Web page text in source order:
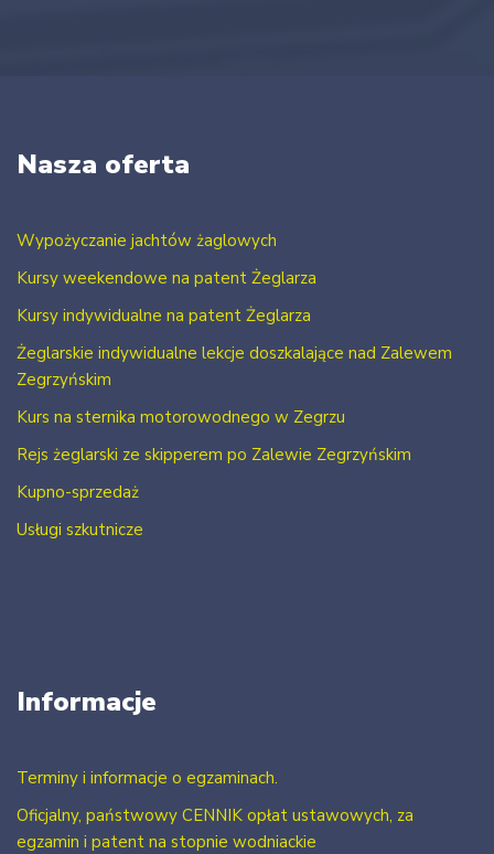
Nasza oferta
Wypożyczanie jachtów żaglowych
Kursy weekendowe na patent Żeglarza
Kursy indywidualne na patent Żeglarza
Żeglarskie indywidualne lekcje doszkalające nad Zalewem
Zegrzyńskim
Kurs na sternika motorowodnego w Zegrzu
Rejs żeglarski ze skipperem po Zalewie Zegrzyńskim
Kupno-sprzedaż
Usługi szkutnicze
Informacje
Terminy i informacje o egzaminach.
Oficjalny, państwowy CENNIK opłat ustawowych, za
egzamin i patent na stopnie wodniackie